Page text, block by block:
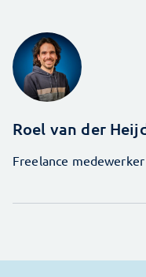
Roel van der
Freelance medewerker